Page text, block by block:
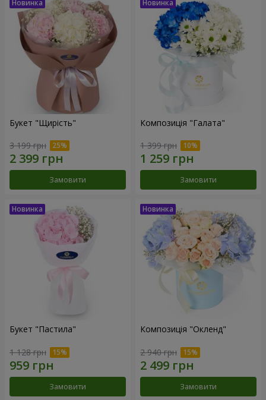
Букет "Щирість"
3 199 грн
Замовити
Композиція "Галата"
1 399 грн
Замовити
Букет "Пастила"
1 128 грн
Замовити
Композиція "Окленд"
2 940 грн
Замовити